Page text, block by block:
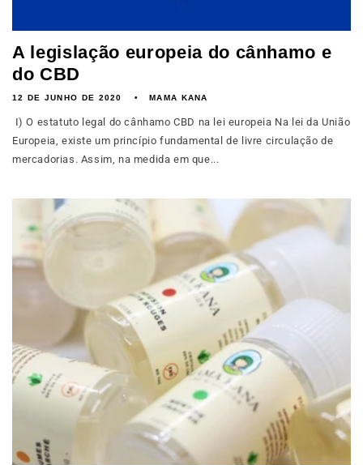
A legislação europeia do cânhamo e
do CBD
12 DE JUNHO DE 2020 MAMA KANA
I) O estatuto legal do cânhamo CBD na lei europeia Na lei da União
Europeia, existe um princípio fundamental de livre circulação de
mercadorias. Assim, na medida em que...